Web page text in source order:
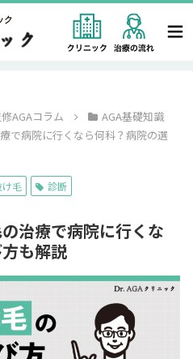
ク
AGAコラム
AGA基礎知識
で病院に行くなら何科？病院の選
け毛 診断
治療で病院に行くな
も解説